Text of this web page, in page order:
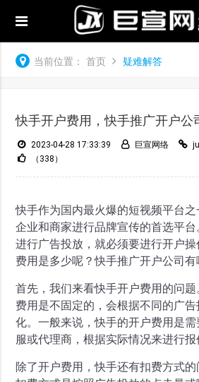
当前位置： 首页 疑难解答
快手开户费用，快手推广开户公
2023-04-28 17:33:39 巨宣网络
（338）
快手作为国内最火爆的短视频平台
企业和商家进行品牌宣传的首选平
进行广告投放，就必须要进行开户
费用是多少呢？快手推广开户公司有
首先，我们来看快手开户费用的问
费用是不固定的，会根据不同的广
化。一般来说，快手的开户费用是
服或代理商，根据实际情况来进行报
除了开户费用，快手还有扣费方式